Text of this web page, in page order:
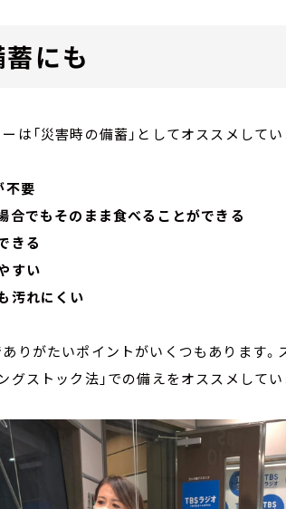
にも
は「災害時の備蓄」としてオススメしてい
不要
合でもそのまま食べることができる
きる
すい
汚れにくい
りがたいポイントがいくつもあります。
グストック法」での備えをオススメしてい